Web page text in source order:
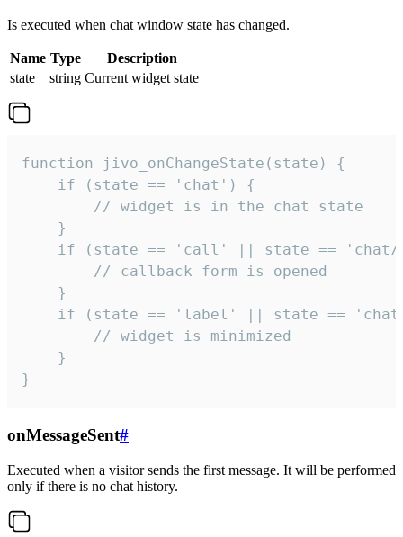
Is executed when chat window state has changed.
Name Type
Description
state
string Current widget state
function jivo_onChangeState(state) {
    if (state == 'chat') {
        // widget is in the chat state
    }
if (state == 'call' || state ==
        // callback form is opened
    }
if (state == 'label' || state ==
        // widget is minimized
    }
}
onMessageSent#
Executed when a visitor sends the first message. It will be performed
only if there is no chat history.